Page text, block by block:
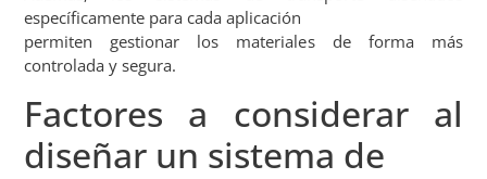
específicamente para cada aplicación
permiten gestionar los materiales de forma más
controlada y segura.
Factores a considerar al
diseñar un sistema de